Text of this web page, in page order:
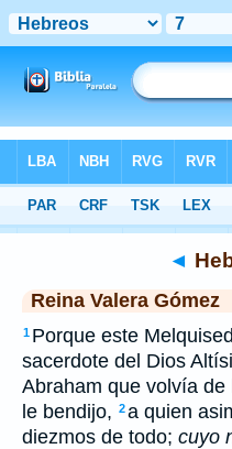
>RVG> Hebreos 7
◄
Reina Valera Gómez
1 Porque este
sacerdote del Dios
Abraham que volvía
le bendijo, 2a quien
diezmos de todo; cuyo